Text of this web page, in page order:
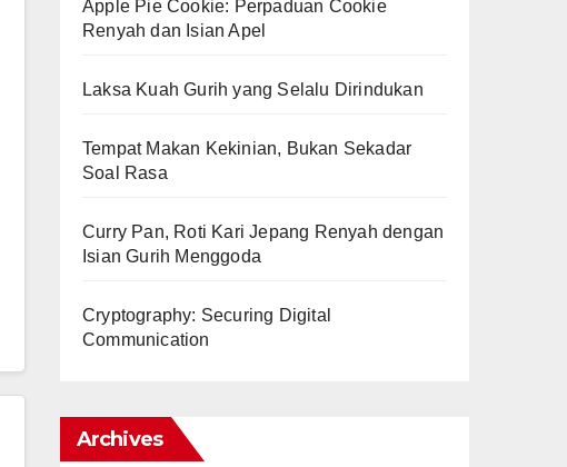
Apple Pie Cookie: Perpaduan Cookie
Renyah dan Isian Apel
Laksa Kuah Gurih yang Selalu Dirindukan
Tempat Makan Kekinian, Bukan Sekadar
Soal Rasa
Curry Pan, Roti Kari Jepang Renyah dengan
Isian Gurih Menggoda
Cryptography: Securing Digital
Communication
Archives